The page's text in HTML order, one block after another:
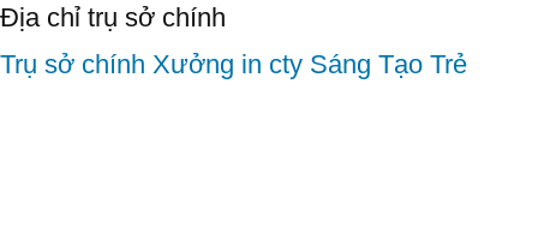
Địa chỉ trụ sở chính
Trụ sở chính Xưởng in cty Sáng Tạo Trẻ